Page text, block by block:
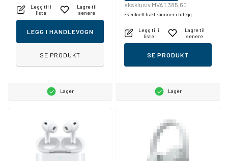
Legg til i
liste
Lagre til
senere
LEGG I HANDLEVOGN
SE PRODUKT
Lager
eksklusiv MVA 1.385,60
Eventuelt frakt kommer i tillegg.
Legg til i
liste
Lagre til
senere
SE PRODUKT
Lager